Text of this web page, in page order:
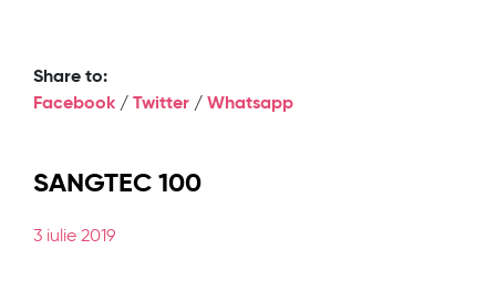
Share to:
Facebook / Twitter / Whatsapp
SANGTEC 100
3 iulie 2019